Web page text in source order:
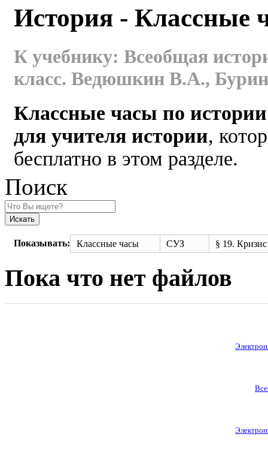
История - Классные
К учебнику: Всеобщая
класс. Ведюшкин В.А.,
Классные часы по
для учителя истории,
бесплатно в этом разделе.
Поиск
Искать
Показывать: Классные часы СУЗ § 19. Кризис
Пока что нет файлов